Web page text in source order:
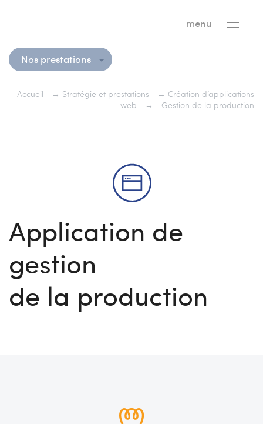
Nos prestations
menu
Accueil → Stratégie et prestations → Création d’applications
web
→ Gestion de la production
Application de
gestion
de la production